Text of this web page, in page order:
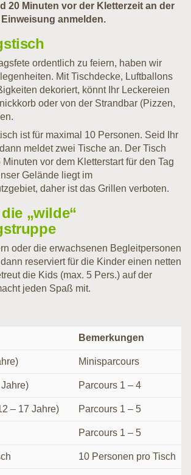
20 Minuten vor der Kletterzeit an der
anmelden.
ordentlich zu feiern, haben wir
Mit Tischdecke, Luftballons
dekoriert, könnt Ihr Leckereien
oder von der Strandbar (Pizzen,
ist für maximal 10 Personen. Seid Ihr
meldet zwei Tische an. Der Tisch
vor dem Kletterstart für den Tag
Gelände liegt im
daher ist das Grillen verboten.
„wilde“
oder die erwachsenen Begleitpersonen
reserviert für die Kinder einen netten
die Kids (max. 5 Pers.) auf der
jeden Spaß mit.
Bemerkungen
Minisparcours
Parcours 1 – 4
– 17 Jahre) Parcours 1 – 5
Parcours 1 – 5
10 Personen pro Tisch